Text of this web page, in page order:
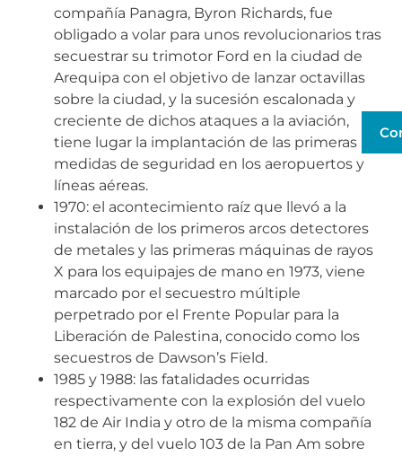
compañía Panagra, Byron Richards, fue
obligado a volar para unos revolucionarios tras
secuestrar su trimotor Ford en la ciudad de
Arequipa con el objetivo de lanzar octavillas
sobre la ciudad, y la sucesión escalonada y
creciente de dichos ataques a la aviación,
tiene lugar la implantación de las primeras
medidas de seguridad en los aeropuertos y
líneas aéreas.
1970: el acontecimiento raíz que llevó a la
instalación de los primeros arcos detectores
de metales y las primeras máquinas de rayos
X para los equipajes de mano en 1973, viene
marcado por el secuestro múltiple
perpetrado por el Frente Popular para la
Liberación de Palestina, conocido como los
secuestros de Dawson’s Field.
1985 y 1988: las fatalidades ocurridas
respectivamente con la explosión del vuelo
182 de Air India y otro de la misma compañía
en tierra, y del vuelo 103 de la Pan Am sobre